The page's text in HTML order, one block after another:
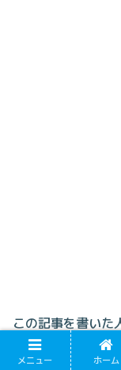
この記事を書いた
管
メニュー ホーム